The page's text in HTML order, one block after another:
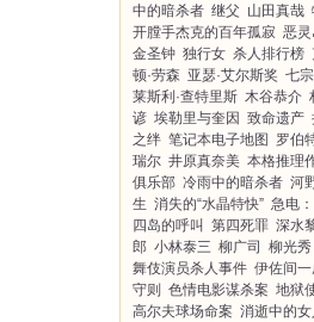
中的暗杀者 继父 山田真哉
开膛手杰克的百年孤寂 恶灵
金圣钟 独行女 杀人排行榜
顿·劳森 亚瑟·艾尔斯奖 七
莱斯利·查特里斯 木谷恭介
谚 埃勒里与奎因 致命遗产
之绊 笔记本电子地图
罗伯
瑞尔 井原真奈美 本格推理
俱乐部 冷雨中的暗杀者 河
生 消失的“水晶特快” 急电
四岛的呼叫 第四死罪 深水
郎 小林泰三 柳广司 柳光秀
舞伎演员杀人事件 伊佐间
守则
色情电影谋杀案 地狱
高尔夫球场命案 消逝中的女